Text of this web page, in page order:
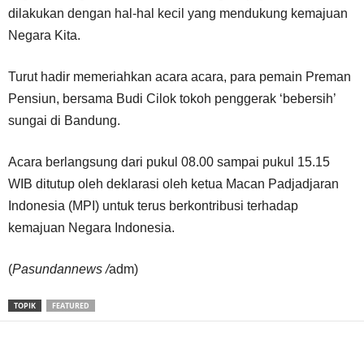
dilakukan dengan hal-hal kecil yang mendukung kemajuan
Negara Kita.
Turut hadir memeriahkan acara acara, para pemain Preman
Pensiun, bersama Budi Cilok tokoh penggerak ‘bebersih’
sungai di Bandung.
Acara berlangsung dari pukul 08.00 sampai pukul 15.15
WIB ditutup oleh deklarasi oleh ketua Macan Padjadjaran
Indonesia (MPI) untuk terus berkontribusi terhadap
kemajuan Negara Indonesia.
(Pasundannews /adm)
TOPIK FEATURED